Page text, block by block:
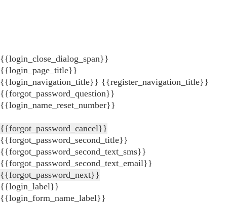
{{login_close_dialog_span}}
{{login_page_title}}
{{login_navigation_title}} {{register_navigation_title}}
{{forgot_password_question}}
{{login_name_reset_number}}
{{forgot_password_cancel}}
{{forgot_password_second_title}}
{{forgot_password_second_text_sms}}
{{forgot_password_second_text_email}}
{{forgot_password_next}}
{{login_label}}
{{login_form_name_label}}